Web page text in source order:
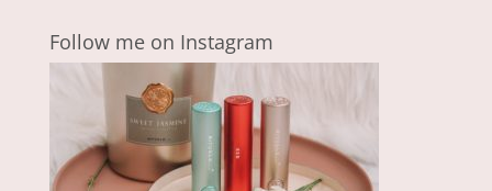
Follow me on Instagram